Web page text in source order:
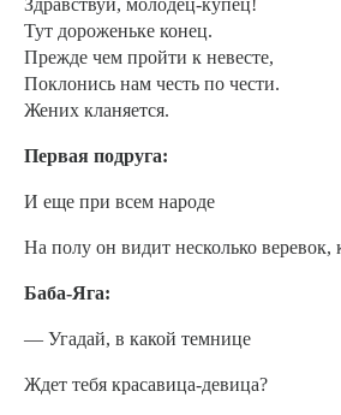
Здравствуй, молодец-купец!
Тут дороженьке конец.
Прежде чем пройти к невесте,
Поклонись нам честь по чести.
Жених кланяется.
Первая подруга:
И еще при всем народе
На полу он видит несколько
Баба-Яга:
— Угадай, в какой темнице
Ждет тебя красавица-девица?